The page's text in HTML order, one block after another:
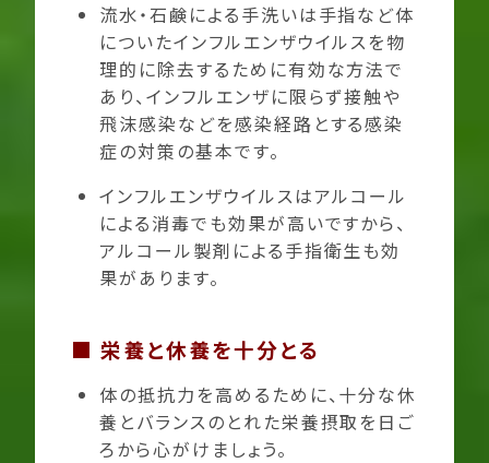
流水・石鹸による手洗いは手指など体
についたインフルエンザウイルスを物
理的に除去するために有効な方法で
あり、インフルエンザに限らず接触や
飛沫感染などを感染経路とする感染
症の対策の基本です。
インフルエンザウイルスはアルコール
による消毒でも効果が高いですから、
アルコール製剤による手指衛生も効
果があります。
■ 栄養と休養を十分とる
体の抵抗力を高めるために、十分な休
養とバランスのとれた栄養摂取を日ご
ろから心がけましょう。